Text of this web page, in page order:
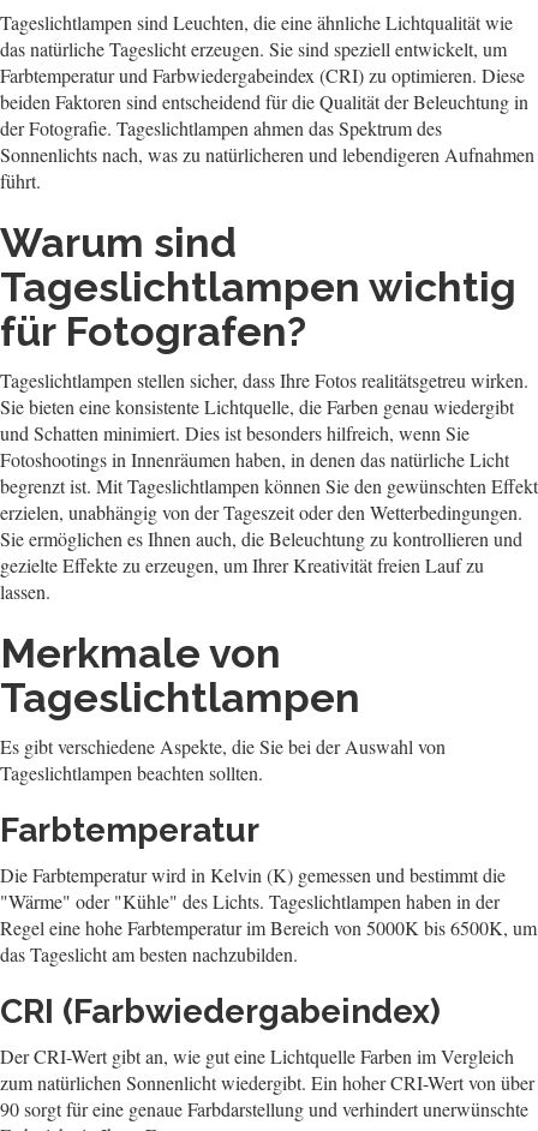
Tageslichtlampen sind Leuchten, die eine ähnliche Lichtqualität wie
das natürliche Tageslicht erzeugen. Sie sind speziell entwickelt, um
Farbtemperatur und Farbwiedergabeindex (CRI) zu optimieren. Diese
beiden Faktoren sind entscheidend für die Qualität der Beleuchtung in
der Fotografie. Tageslichtlampen ahmen das Spektrum des
Sonnenlichts nach, was zu natürlicheren und lebendigeren Aufnahmen
führt.
Warum sind
Tageslichtlampen wichtig
für Fotografen?
Tageslichtlampen stellen sicher, dass Ihre Fotos realitätsgetreu wirken.
Sie bieten eine konsistente Lichtquelle, die Farben genau wiedergibt
und Schatten minimiert. Dies ist besonders hilfreich, wenn Sie
Fotoshootings in Innenräumen haben, in denen das natürliche Licht
begrenzt ist. Mit Tageslichtlampen können Sie den gewünschten Effekt
erzielen, unabhängig von der Tageszeit oder den Wetterbedingungen.
Sie ermöglichen es Ihnen auch, die Beleuchtung zu kontrollieren und
gezielte Effekte zu erzeugen, um Ihrer Kreativität freien Lauf zu
lassen.
Merkmale von
Tageslichtlampen
Es gibt verschiedene Aspekte, die Sie bei der Auswahl von
Tageslichtlampen beachten sollten.
Farbtemperatur
Die Farbtemperatur wird in Kelvin (K) gemessen und bestimmt die
"Wärme" oder "Kühle" des Lichts. Tageslichtlampen haben in der
Regel eine hohe Farbtemperatur im Bereich von 5000K bis 6500K, um
das Tageslicht am besten nachzubilden.
CRI (Farbwiedergabeindex)
Der CRI-Wert gibt an, wie gut eine Lichtquelle Farben im Vergleich
zum natürlichen Sonnenlicht wiedergibt. Ein hoher CRI-Wert von über
90 sorgt für eine genaue Farbdarstellung und verhindert unerwünschte